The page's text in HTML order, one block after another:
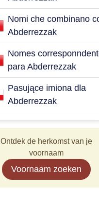
Nomi che combinano
Abderrezzak
Nomes
para Abderrezzak
Pasujące imiona dla
Abderrezzak
Ontdek de herkomst van je
voornaam
Voornaam zoeken